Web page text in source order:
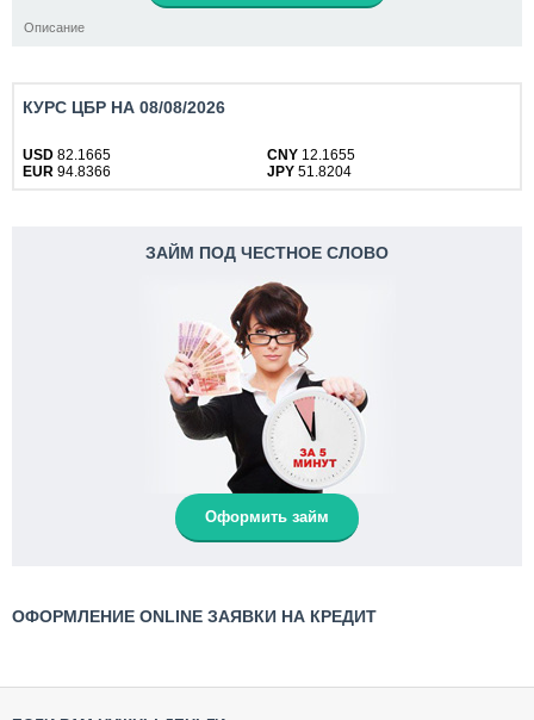
Описание
КУРС ЦБР НА 08/08/2026
USD 82.1665 CNY 12.1655
EUR 94.8366 JPY 51.8204
ЗАЙМ ПОД ЧЕСТНОЕ СЛОВО
Оформить займ
ОФОРМЛЕНИЕ ONLINE ЗАЯВКИ НА КРЕДИТ